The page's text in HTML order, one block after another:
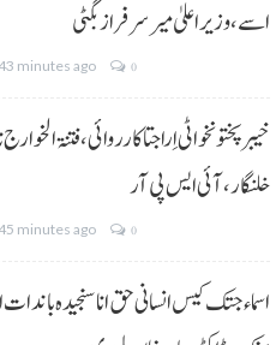
اسے،وزیراعلیٰ میر سرفراز بگٹی
43 minutes ago 0
خلنگار،آئی ایس پی آر
45 minutes ago 0
اسماء جتک کیس انسانی حق انا سنجیدہ